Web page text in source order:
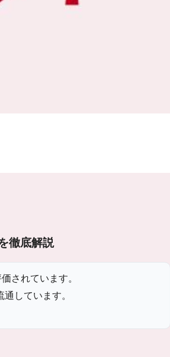
徹底解説
されています。
しています。